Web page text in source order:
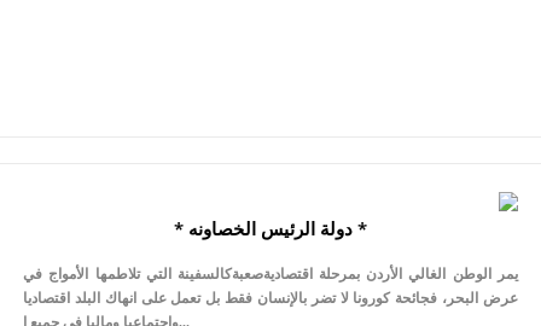
* دولة الرئيس الخصاونه *
يمر الوطن الغالي الأردن بمرحلة اقتصاديةصعبةكالسفينة التي تلاطمها الأمواج في
عرض البحر، فجائحة كورونا لا تضر بالإنسان فقط بل تعمل على انهاك البلد اقتصاديا
واجتماعيا وماليا في جميع ا...